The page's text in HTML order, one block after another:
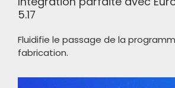
5.17
Fluidifie le passage de la
fabrication.